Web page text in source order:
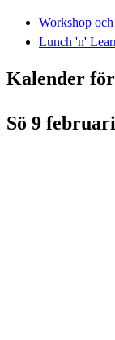
Workshop
Lunch 'n'
Kalender
Sö 9